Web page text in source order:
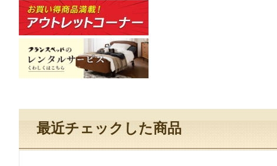
最近チェックした商品